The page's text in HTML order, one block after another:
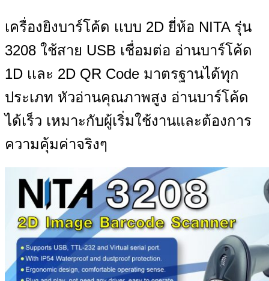
เครื่องยิงบาร์โค้ด เเบบ 2D ยี่ห้อ NITA รุ่น
3208 ใช้สาย USB เชื่อมต่อ อ่านบาร์โค้ด
1D เเละ 2D QR Code มาตรฐานได้ทุก
ประเภท หัวอ่านคุณภาพสูง อ่านบาร์โค้ด
ได้เร็ว เหมาะกับผู้เริ่มใช้งานและต้องการ
ความคุ้มค่าจริงๆ